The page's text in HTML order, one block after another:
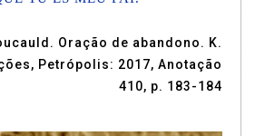
Oração de abandono. K.
Petrópolis: 2017, Anotação
410, p. 183-184